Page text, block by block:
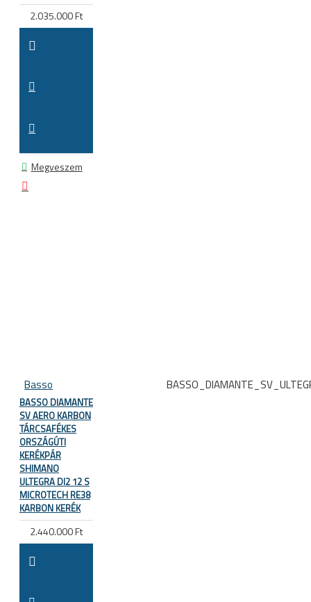
2.035.000 Ft
Megveszem
Basso
BASSO DIAMANTE
SV AERO KARBON
TÁRCSAFÉKES
ORSZÁGÚTI
KERÉKPÁR
SHIMANO
ULTEGRA DI2 12 S
MICROTECH RE38
KARBON KERÉK
2.440.000 Ft